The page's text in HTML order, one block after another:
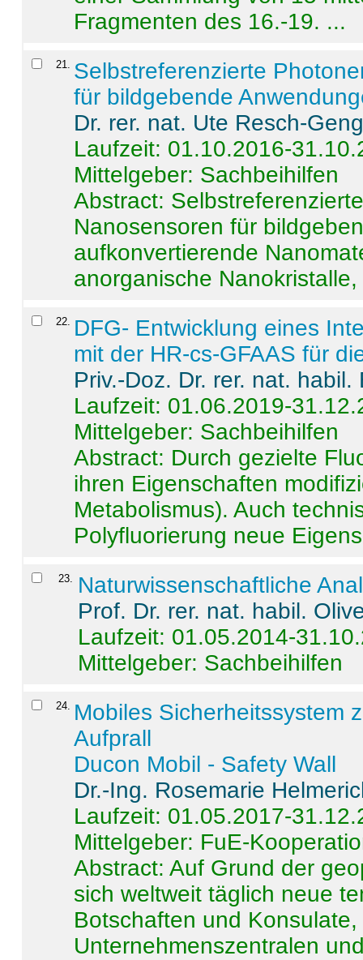
Fragmenten des 16.-19. ...
21
Selbstreferenzierte
für bildgebende
Dr. rer. nat. Ute Resch-
Laufzeit: 01.10.2016-
Mittelgeber: Sachbeihilfen
Abstract:
Nanosensoren für
aufkonvertierende
anorganische
22
DFG- Entwicklung eines
mit der HR-cs-GFAAS für
Priv.-Doz. Dr. rer. nat.
Laufzeit: 01.06.2019-
Mittelgeber: Sachbeihilfen
Abstract: Durch gezielte
ihren Eigenschaften
Metabolismus). Auch
Polyfluorierung neue
23. Naturwissenschaftliche
Prof. Dr. rer. nat. habil.
Laufzeit: 01.05.2014-
Mittelgeber: Sachbeihilfen
24. Mobiles Sicherheitssystem
Aufprall
Ducon Mobil - Safety Wall
Dr.-Ing. Rosemarie
Laufzeit: 01.05.2017-
Mittelgeber: FuE-
Abstract:Auf Grund der
sich weltweit täglich neue
Botschaften und
Unternehmenszentralen